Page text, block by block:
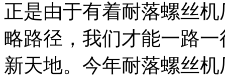
正是由于有着耐落螺丝
略路径，我们才能一路
新天地。今年耐落螺丝